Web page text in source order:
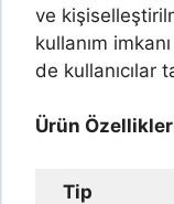
ve
kullanım
de kullanıcılar
Ürün
Tip